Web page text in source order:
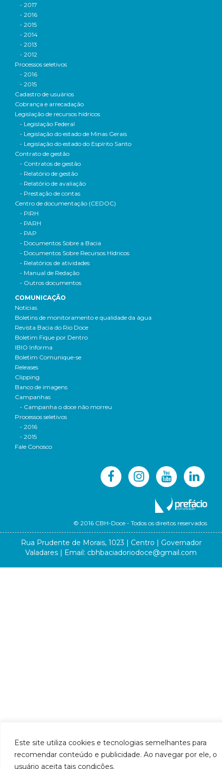
Este site utiliza cookies e tecnologias semelhantes para
recomendar conteúdo e publicidade. Ao navegar por ele, o
usuário aceita tais condições.
- 2017
- 2016
- 2015
- 2014
- 2013
- 2012
Processos seletivos
- 2016
- 2015
Cadastro de usuários
Cobrança e arrecadação
Legislação de recursos hídricos
- Legislação Federal
- Legislação do estado de Minas Gerais
- Legislação do estado do Espírito Santo
Contrato de gestão
- Contratos de gestão
- Relatório de gestão
- Relatório de avaliação
- Prestação de contas
Centro de documentação (CEDOC)
- PIRH
- PARH
- PAP
- Documentos Sobre a Bacia
- Documentos Sobre Recursos Hídricos
- Relatórios de atividades
- Manual de Redação
- Outros documentos
COMUNICAÇÃO
Notícias
Boletins de monitoramento e qualidade da água
Revista Bacia do Rio Doce
Boletim Fique por Dentro
IBIO Informa
Boletim Comunique-se
Releases
Clipping
Banco de imagens
Campanhas
- Campanha o doce não morreu
Processos seletivos
- 2016
- 2015
Fale Conosco
© 2016 CBH-Doce - Todos os direitos reservados
Rua Prudente de Morais, 1023 | Centro | Governador
Valadares | Email: cbhbaciadoriodoce@gmail.com